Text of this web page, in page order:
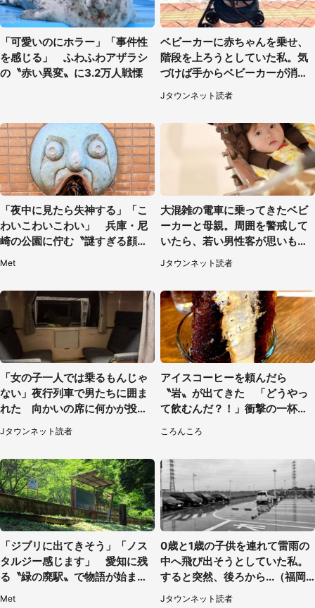
「可愛いのにホラー」「事件性
を感じる」 ふわふわアザラシ
の〝赤い異変〟に3.2万人戦慄
ベビーカーに赤ちゃんを乗せ、
階段を上ろうとしていた私。気
づけば手からベビーカーが消え
ていて（神奈川県・60代女性）
Jタウンネット読者
「夜中に見たら失神する」「こ
わいこわいこわい」 兵庫・尼
崎の公園に佇む〝謎すぎる顔〟
Met
大混雑の電車に乗ってきたベビ
ーカーと母親。周囲を警戒して
いたら、若い男性客が思いもよ
らぬ行動に（東京都・50代女
性）
Jタウンネット読者
「女の子一人では乗るもんじゃ
ない」夜行列車で男たちに囲ま
れた 向かいの席に何かが投げ
られて（秋田県・60代女性）
Jタウンネット読者
アイスコーヒーを頼んだら
〝岩〟が出てきた 「どうやっ
て飲むんだ？！」衝撃の一杯が
ころんころ
「ジブリに出てきそう」「ノス
タルジー感じます」 愛知に残
る〝緑の廃駅〟で物語が始まり
Met
0歳と1歳の子供を連れて雷雨の
中へ飛び出そうとしていた私。
すると突然、後ろから...（福岡
県・30代女性）
Jタウンネット読者